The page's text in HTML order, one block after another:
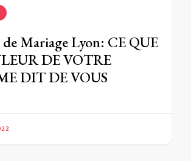
Mariage Lyon: CE QUE
DE VOTRE
DIT DE VOUS